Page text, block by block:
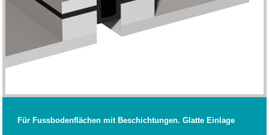
Für Fussbodenflächen mit Beschichtungen. Glatte Einlage